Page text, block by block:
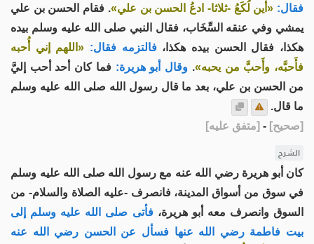
فقال: «أين لُكَعُ -ثلاثا- ادعُ الحسن بن علي». فقام الحسن بن علي
يمشي وفي عنقه السِّخَاب، فقال النبي صلى الله عليه وسلم بيده
هكذا، فقال الحسن بيده هكذا، فالتزمه فقال: «اللهم إني أُحبه
فأَحبَّه، وأَحبَّ من يحبه». وقال أبو هريرة: فما كان أحد أحب إليَّ
من الحسن بن علي، بعد ما قال رسول الله صلى الله عليه وسلم
ما قال.
[صحيح]
-
[متفق عليه]
الشرح
كان أبو هريرة رضي الله عنه مع رسول الله صلى الله عليه وسلم
في سوق من أسواق المدينة، فانصرف -عليه الصلاة والسلام- من
السوق وانصرف معه أبو هريرة، فأتى صلى الله عليه وسلم إلى
بيت فاطمة رضي الله عنها فسأل عن الحسن رضي الله عنه